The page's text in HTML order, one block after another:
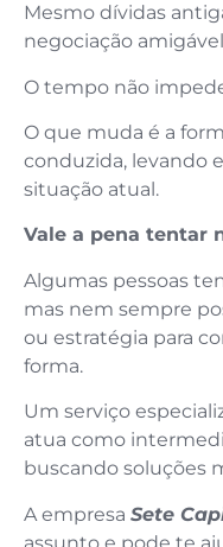
Mesmo dívidas
negociação
O tempo não
O que muda é a
conduzida, levando
situação atual.
Vale a pena tentar
Algumas pessoas
mas nem sempre
ou estratégia para
forma.
Um serviço
atua como
buscando soluções
A empresa Sete
assunto e pode te